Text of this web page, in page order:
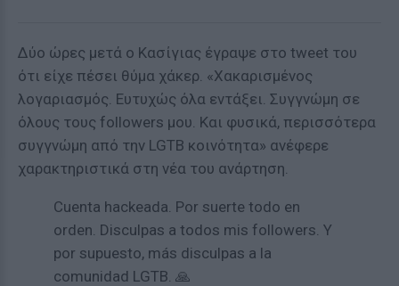
Δύο ώρες μετά ο Κασίγιας έγραψε στο tweet του
ότι είχε πέσει θύμα χάκερ. «Χακαρισμένος
λογαριασμός. Ευτυχώς όλα εντάξει. Συγγνώμη σε
όλους τους followers μου. Και φυσικά, περισσότερα
συγγνώμη από την LGTB κοινότητα» ανέφερε
χαρακτηριστικά στη νέα του ανάρτηση.
Cuenta hackeada. Por suerte todo en
orden. Disculpas a todos mis followers. Y
por supuesto, más disculpas a la
comunidad LGTB. 🙏